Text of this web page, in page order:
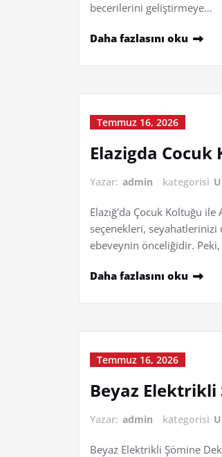
becerilerini geliştirmeye…
Daha fazlasını oku
Temmuz 16, 2026
Elazigda
Yazar: admin kategorisi
Elazığ'da Çocuk Koltuğu
seçenekleri, seyahatlerinizi
ebeveynin önceliğidir.
Daha fazlasını oku
Temmuz 16, 2026
Beyaz
Yazar: admin kategorisi
Beyaz Elektrikli Şömine